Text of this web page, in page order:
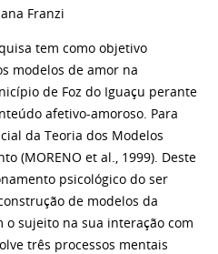
Franzi
tem como objetivo
modelos de amor na
de Foz do Iguaçu perante
afetivo-amoroso. Para
da Teoria dos Modelos
(MORENO et al., 1999). Deste
psicológico do ser
de modelos da
sujeito na sua interação com
três processos mentais